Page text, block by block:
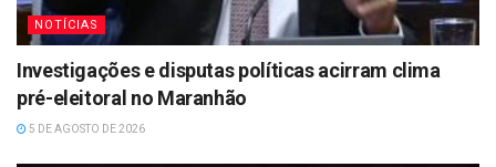
NOTÍCIAS
Investigações e disputas políticas acirram clima
pré-eleitoral no Maranhão
5 DE AGOSTO DE 2026